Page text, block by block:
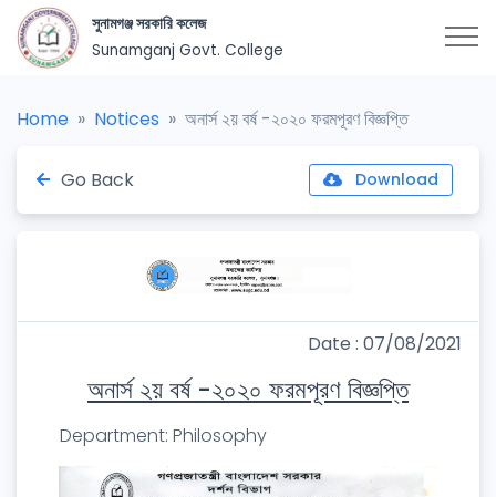
সুনামগঞ্জ সরকারি কলেজ
Sunamganj Govt. College
Home Notices অনার্স ২য় বর্ষ -২০২০ ফরমপূরণ বিজ্ঞপ্তি
Go Back Download
Date : 07/08/2021
অনার্স ২য় বর্ষ -২০২০ ফরমপূরণ বিজ্ঞপ্তি
Department: Philosophy